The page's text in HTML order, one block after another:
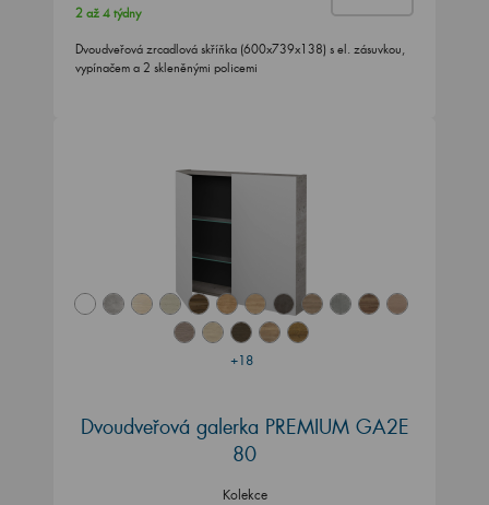
2 až 4 týdny
Dvoudveřová zrcadlová skříňka (600x739x138) s el. zásuvkou,
vypínačem a 2 skleněnými policemi
+18
Dvoudveřová galerka PREMIUM GA2E
80
Kolekce